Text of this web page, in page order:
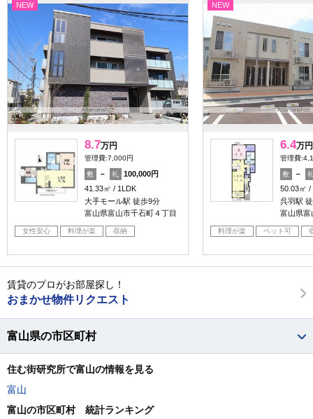
NEW
8.7万円
管理費:7,000円
敷 － 礼
100,000円
41.33㎡
1LDK
大手モール駅 徒歩9分
富山県富山市千石町４丁目
女性安心 料理が楽 収納
NEW
6.4万円
管理費
敷 －
50.03㎡
呉羽駅
富山県富
料理が楽 ペット可
賃貸のプロがお部屋探し！
おまかせ物件リクエスト
富山県の市区町村
住む街研究所で富山の情報を見る
富山
富山の市区町村 統計ランキング